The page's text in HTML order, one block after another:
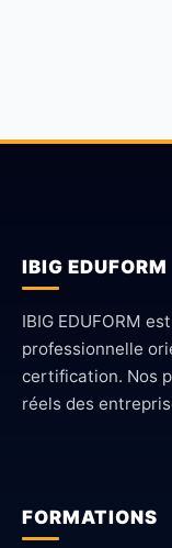
IBIG EDUFORM
IBIG EDUFORM
professionnelle
certification. Nos
réels des
FORMATIONS